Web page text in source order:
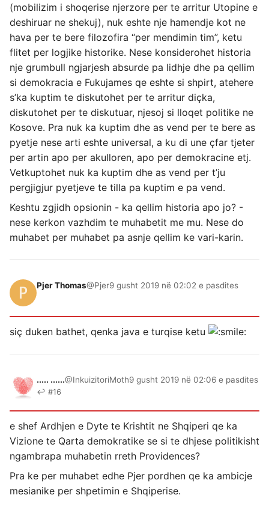
(mobilizim i shoqerise njerzore per te arritur Utopine e
deshiruar ne shekuj), nuk eshte nje hamendje kot ne
hava per te bere filozofira “per mendimin tim”, ketu
flitet per logjike historike. Nese konsiderohet historia
nje grumbull ngjarjesh absurde pa lidhje dhe pa qellim
si demokracia e Fukujames qe eshte si shpirt, atehere
s’ka kuptim te diskutohet per te arritur diçka,
diskutohet per te diskutuar, njesoj si lloqet politike ne
Kosove. Pra nuk ka kuptim dhe as vend per te bere as
pyetje nese arti eshte universal, a ku di une çfar tjeter
per artin apo per akulloren, apo per demokracine etj.
Vetkuptohet nuk ka kuptim dhe as vend per t’ju
pergjigjur pyetjeve te tilla pa kuptim e pa vend.
Keshtu zgjidh opsionin - ka qellim historia apo jo? -
nese kerkon vazhdim te muhabetit me mu. Nese do
muhabet per muhabet pa asnje qellim ke vari-karin.
Pjer Thomas@Pjer9 gusht 2019 në 02:02 e pasdites
siç duken bathet, qenka java e turqise ketu
..... ......@InkuizitoriMoth9 gusht 2019 në 02:06 e pasdites
↩ #16
e shef Ardhjen e Dyte te Krishtit ne Shqiperi qe ka
Vizione te Qarta demokratike se si te dhjese politikisht
ngambrapa muhabetin rreth Providences?
Pra ke per muhabet edhe Pjer pordhen qe ka ambicje
mesianike per shpetimin e Shqiperise.